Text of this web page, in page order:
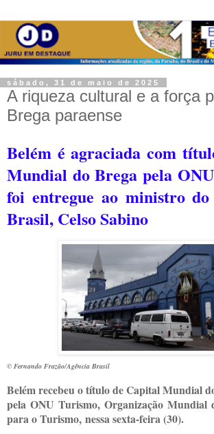
sábado, 31 de maio de 2025
A riqueza cultural e a força
Brega paraense
Belém é agraciada com
Mundial do Brega pela
foi entregue ao ministro
Brasil, Celso Sabino
© Fernando Frazão/Agência Brasil
Belém recebeu o título de Capital Mundial
pela ONU Turismo, Organização Mundial
para o Turismo, nessa sexta-feira (30).